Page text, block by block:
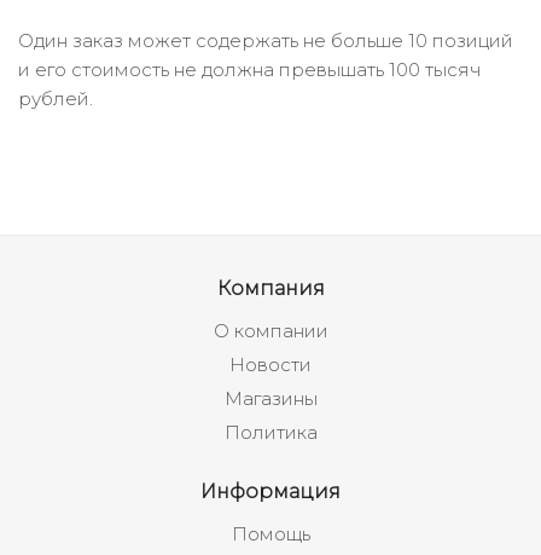
Один заказ может содержать не больше 10 позиций
и его стоимость не должна превышать 100 тысяч
рублей.
Компания
О компании
Новости
Магазины
Политика
Информация
Помощь